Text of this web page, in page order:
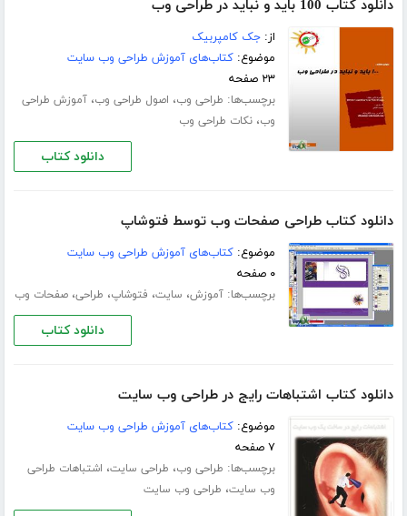
دانلود کتاب 100 باید و نباید در طراحی وب
از:جک کامپربیک
موضوع:کتاب‌های آموزش طراحی وب سایت
۲۳ صفحه
برچسب‌ها: طراحی وب، اصول طراحی وب،آموزش طراحی
وب،نکات طراحی وب
دانلود کتاب
دانلود کتاب طراحی صفحات وب توسط فتوشاپ
موضوع:کتاب‌های آموزش طراحی وب سایت
۰ صفحه
برچسب‌ها:آموزش، سایت، فتوشاپ، طراحی،صفحات وب
دانلود کتاب
دانلود کتاب اشتباهات رایج در طراحی وب سایت
موضوع:کتاب‌های آموزش طراحی وب سایت
۷ صفحه
برچسب‌ها: طراحی وب، طراحی سایت، اشتباهات طراحی
وب سایت، طراحی وب سایت